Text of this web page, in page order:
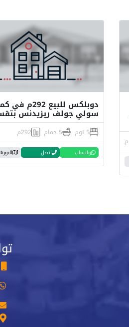
دوبلكس للبيع
سولي جولف ريزيدنس
5 نوم 5 حمام 292م
واتساب اتصل